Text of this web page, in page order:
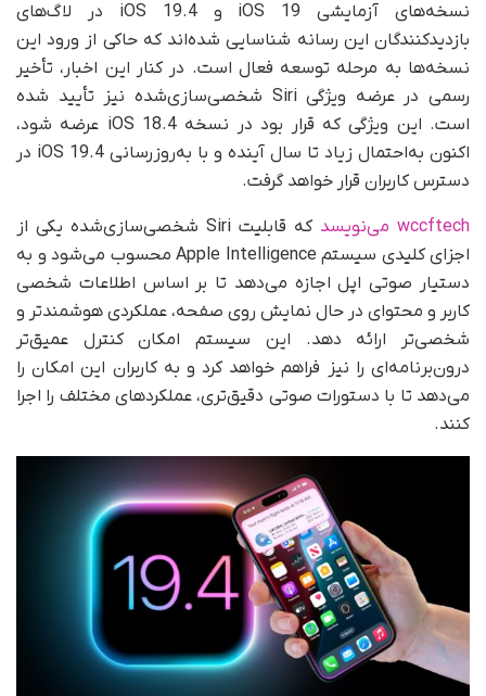
نسخه‌های آزمایشی iOS 19 و iOS 19.4 در لاگ‌های
بازدیدکنندگان این رسانه شناسایی شده‌اند که حاکی از ورود این
نسخه‌ها به مرحله توسعه فعال است. در کنار این اخبار، تأخیر
رسمی در عرضه ویژگی Siri شخصی‌سازی‌شده نیز تأیید شده
است. این ویژگی که قرار بود در نسخه iOS 18.4 عرضه شود،
اکنون به‌احتمال زیاد تا سال آینده و با به‌روزرسانی iOS 19.4 در
دسترس کاربران قرار خواهد گرفت.
wccftech می‌نویسد
که قابلیت Siri شخصی‌سازی‌شده یکی از
اجزای کلیدی سیستم Apple Intelligence محسوب می‌شود و به
دستیار صوتی اپل اجازه می‌دهد تا بر اساس اطلاعات شخصی
کاربر و محتوای در حال نمایش روی صفحه، عملکردی هوشمندتر و
شخصی‌تر ارائه دهد. این سیستم امکان کنترل عمیق‌تر
درون‌برنامه‌ای را نیز فراهم خواهد کرد و به کاربران این امکان را
می‌دهد تا با دستورات صوتی دقیق‌تری، عملکردهای مختلف را اجرا
کنند.